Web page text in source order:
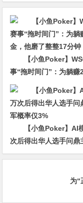
【小鱼Poker】
事“拖时间门”：为躺赚
金，他磨了整整17分钟
【小鱼Poker】AI
次后得出华人选手问鼎
概率仅3%
为“